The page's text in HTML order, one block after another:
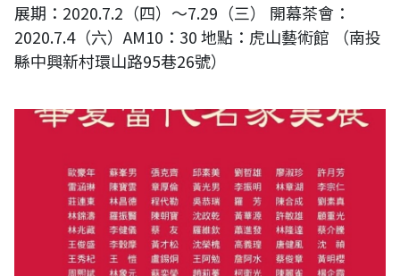
展期：2020.7.2（四）～7.29（三） 開幕茶會：
2020.7.4（六）AM10：30 地點：虎山藝術館 （南投
縣中興新村環山路95巷26號）
2020華夏當代名家美展